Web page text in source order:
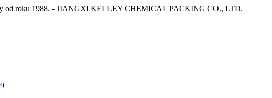
od roku 1988. - JIANGXI KELLEY CHEMICAL PACKING CO., LTD.